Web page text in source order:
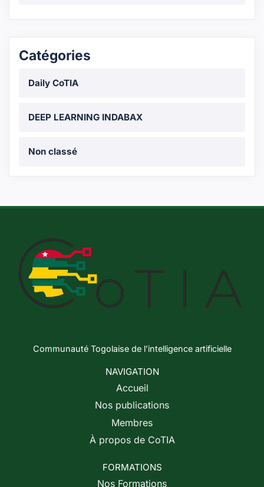
Catégories
Daily CoTIA
DEEP LEARNING INDABAX
Non classé
Communauté Togolaise de l’intelligence artificielle
NAVIGATION
Accueil
Nos publications
Membres
À propos de CoTIA
FORMATIONS
Nos Formations